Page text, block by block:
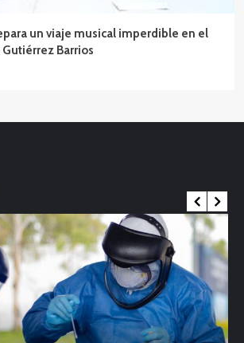
un viaje musical imperdible en el
Barrios